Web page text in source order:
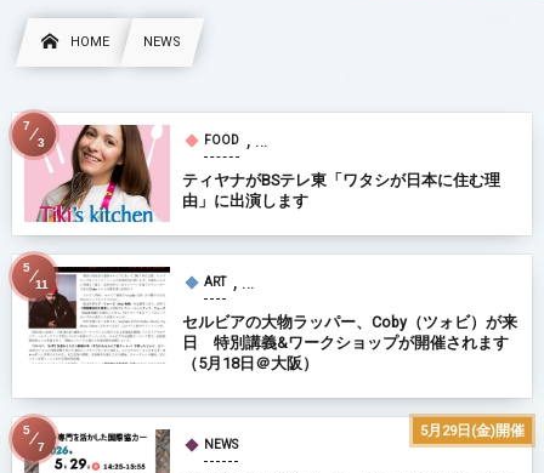
HOME NEWS
FOOD , …
ティヤナがBSテレ東「ワタシが日本に住む理
由」に出演します
7
3
ART , …
セルビアの大物ラッパー、Coby（ツォビ）が来
日 特別講義&ワークショップが開催されます
（5月18日＠大阪）
5
11
NEWS
5
7
5月29日(金)開催